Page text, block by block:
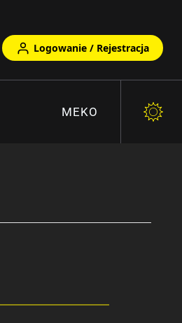
Logowanie / Rejestracja
MEKO